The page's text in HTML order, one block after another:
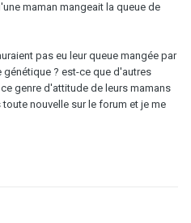
maman mangeait la queue de
pas eu leur queue mangée par
? est-ce que d'autres
genre d'attitude de leurs mamans
nouvelle sur le forum et je me